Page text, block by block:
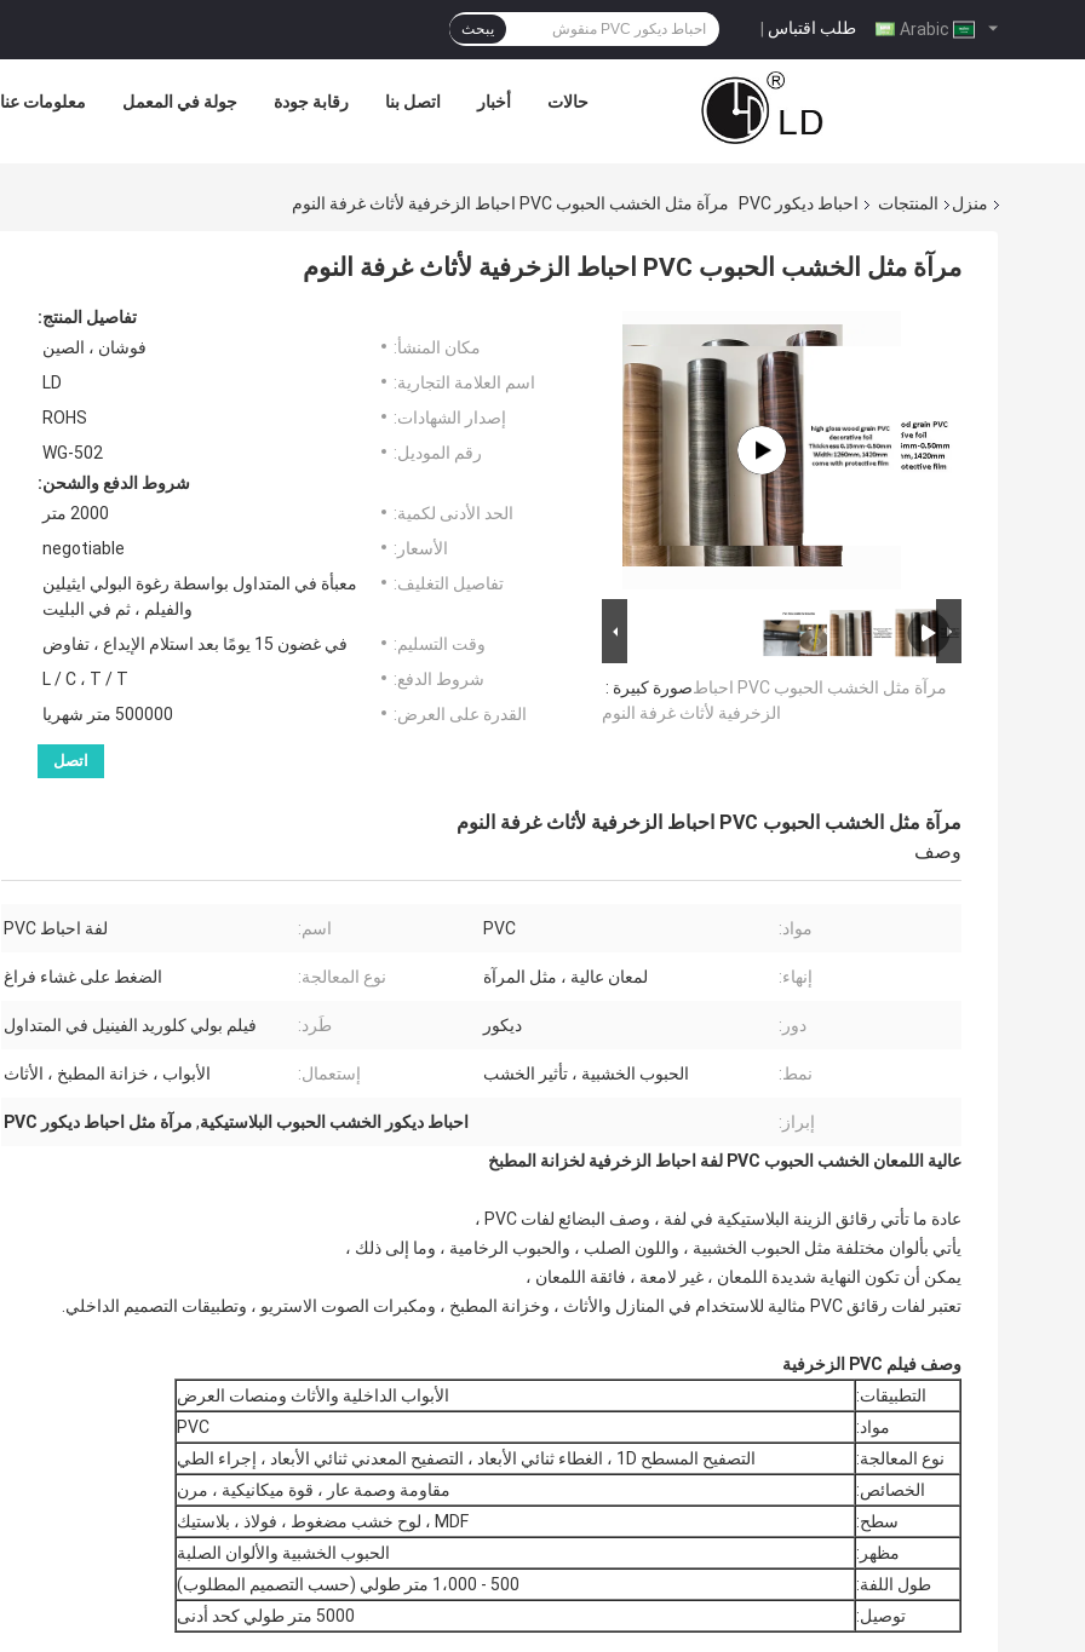
طلب اقتباس | يبحث
معلومات عنا جولة في المعمل رقابة جودة اتصل بنا أخبار حالات
منزل المنتجات احباط ديكور PVC مرآة مثل الخشب الحبوب PVC احباط الزخرفية لأثاث غرفة النوم
مرآة مثل الخشب الحبوب PVC احباط الزخرفية لأثاث غرفة النوم
صورة كبيرة :مرآة مثل الخشب الحبوب PVC احباط
الزخرفية لأثاث غرفة النوم
تفاصيل المنتج:
مكان المنشأ:
فوشان ، الصين
اسم العلامة التجارية:
LD
إصدار الشهادات:
ROHS
رقم الموديل:
WG-502
شروط الدفع والشحن:
الحد الأدنى لكمية:
2000 متر
الأسعار:
negotiable
تفاصيل التغليف:
معبأة في المتداول بواسطة رغوة البولي ايثيلين
والفيلم ، ثم في البليت
وقت التسليم:
في غضون 15 يومًا بعد استلام الإيداع ، تفاوض
شروط الدفع:
L / C ، T / T
القدرة على العرض:
500000 متر شهريا
اتصل
مرآة مثل الخشب الحبوب PVC احباط الزخرفية لأثاث غرفة النوم
وصف
مواد: PVC اسم: لفة احباط PVC
إنهاء: لمعان عالية ، مثل المرآة نوع المعالجة: الضغط على غشاء فراغ
دور: ديكور طَرد: فيلم بولي كلوريد الفينيل في المتداول
نمط: الحبوب الخشبية ، تأثير الخشب إستعمال: الأبواب ، خزانة المطبخ ، الأثاث
إبراز: احباط ديكور الخشب الحبوب البلاستيكية, مرآة مثل احباط ديكور PVC
عالية اللمعان الخشب الحبوب PVC لفة احباط الزخرفية لخزانة المطبخ
عادة ما تأتي رقائق الزينة البلاستيكية في لفة ، وصف البضائع لفات PVC ،
يأتي بألوان مختلفة مثل الحبوب الخشبية ، واللون الصلب ، والحبوب الرخامية ، وما إلى ذلك ،
يمكن أن تكون النهاية شديدة اللمعان ، غير لامعة ، فائقة اللمعان ،
تعتبر لفات رقائق PVC مثالية للاستخدام في المنازل والأثاث ، وخزانة المطبخ ، ومكبرات الصوت الاستريو ، وتطبيقات التصميم الداخلي.
وصف فيلم PVC الزخرفية
التطبيقات:
الأبواب الداخلية والأثاث ومنصات العرض
مواد:
PVC
نوع المعالجة:
التصفيح المسطح 1D ، الغطاء ثنائي الأبعاد ، التصفيح المعدني ثنائي الأبعاد ، إجراء الطي
الخصائص:
مقاومة وصمة عار ، قوة ميكانيكية ، مرن
سطح:
MDF ، لوح خشب مضغوط ، فولاذ ، بلاستيك
مظهر:
الحبوب الخشبية والألوان الصلبة
طول اللفة:
500 - 1،000 متر طولي (حسب التصميم المطلوب)
توصيل:
5000 متر طولي كحد أدنى